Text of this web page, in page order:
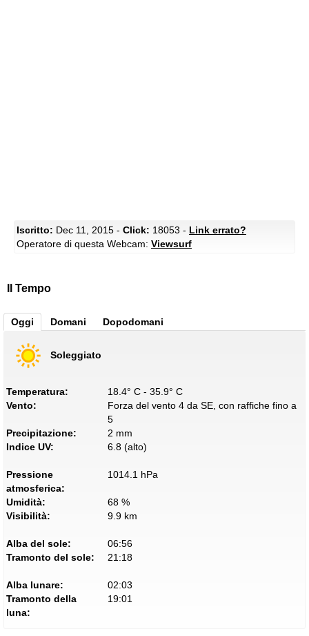
Iscritto: Dec 11, 2015 - Click: 18053 - Link errato?
Operatore di questa Webcam: Viewsurf
Il Tempo
Oggi Domani Dopodomani
Soleggiato
Temperatura:
18.4° C - 35.9° C
Vento:
Forza del vento 4 da SE, con raffiche fino a
5
Precipitazione:
2 mm
Indice UV:
6.8 (alto)
Pressione
atmosferica:
1014.1 hPa
Umidità:
68 %
Visibilità:
9.9 km
Alba del sole:
06:56
Tramonto del sole:
21:18
Alba lunare:
02:03
Tramonto della
luna:
19:01